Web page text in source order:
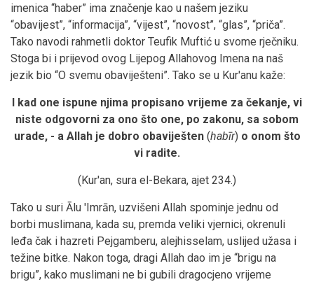
imenica “haber” ima značenje kao u našem jeziku
“obavijest”, “informacija”, “vijest”, “novost”, “glas”, “priča”.
Tako navodi rahmetli doktor Teufik Muftić u svome rječniku.
Stoga bi i prijevod ovog Lijepog Allahovog Imena na naš
jezik bio “O svemu obaviješteni”. Tako se u Kur'anu kaže:
I kad one ispune njima propisano vrijeme za čekanje, vi
niste odgovorni za ono što one, po zakonu, sa sobom
urade, - a Allah je dobro obaviješten (habīr)o onom što
vi radite.
(Kur'an, sura el-Bekara, ajet 234.)
Tako u suri Ālu 'Imrān, uzvišeni Allah spominje jednu od
borbi muslimana, kada su, premda veliki vjernici, okrenuli
leđa čak i hazreti Pejgamberu, alejhisselam, uslijed užasa i
težine bitke. Nakon toga, dragi Allah dao im je “brigu na
brigu”, kako muslimani ne bi gubili dragocjeno vrijeme